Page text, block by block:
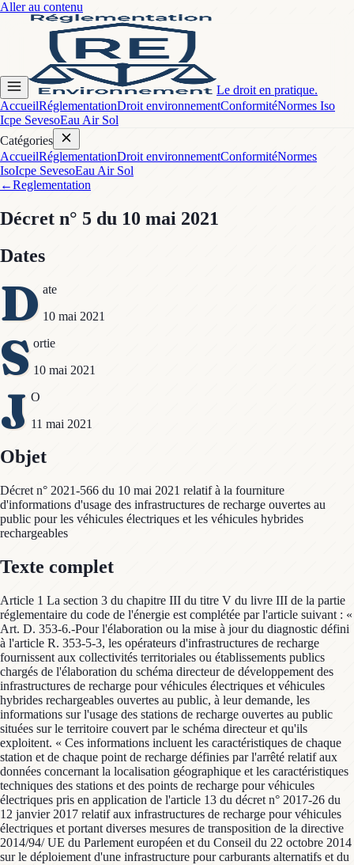
Aller au contenu
Le droit en pratique.
AccueilRéglementationDroit environnementConformitéNormes Iso
Icpe SevesoEau Air Sol
Catégories
AccueilRéglementationDroit environnementConformitéNormes
IsoIcpe SevesoEau Air Sol
←Reglementation
Décret n° 5 du 10 mai 2021
Dates
D ate
10 mai 2021
S ortie
10 mai 2021
J O
11 mai 2021
Objet
Décret n° 2021-566 du 10 mai 2021 relatif à la fourniture
d'informations d'usage des infrastructures de recharge ouvertes au
public pour les véhicules électriques et les véhicules hybrides
rechargeables
Texte complet
Article 1 La section 3 du chapitre III du titre V du livre III de la partie
réglementaire du code de l'énergie est complétée par l'article suivant : «
Art. D. 353-6.-Pour l'élaboration ou la mise à jour du diagnostic défini
à l'article R. 353-5-3, les opérateurs d'infrastructures de recharge
fournissent aux collectivités territoriales ou établissements publics
chargés de l'élaboration du schéma directeur de développement des
infrastructures de recharge pour véhicules électriques et véhicules
hybrides rechargeables ouvertes au public, à leur demande, les
informations sur l'usage des stations de recharge ouvertes au public
situées sur le territoire couvert par le schéma directeur et qu'ils
exploitent. « Ces informations incluent les caractéristiques de chaque
station et de chaque point de recharge définies par l'arrêté relatif aux
données concernant la localisation géographique et les caractéristiques
techniques des stations et des points de recharge pour véhicules
électriques pris en application de l'article 13 du décret n° 2017-26 du
12 janvier 2017 relatif aux infrastructures de recharge pour véhicules
électriques et portant diverses mesures de transposition de la directive
2014/94/ UE du Parlement européen et du Conseil du 22 octobre 2014
sur le déploiement d'une infrastructure pour carburants alternatifs et du